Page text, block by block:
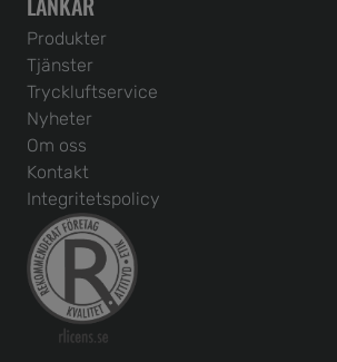
Produkter
Tjänster
Tryckluftservice
Nyheter
Om oss
Kontakt
Integritetspolicy